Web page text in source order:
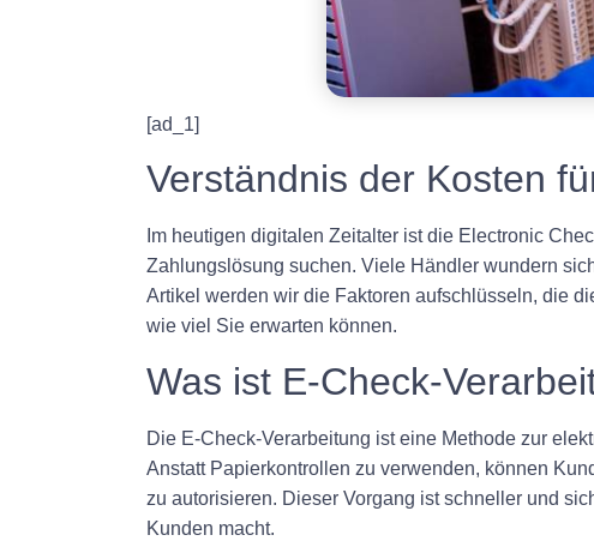
[ad_1]
Verständnis der Kosten
Im heutigen digitalen Zeitalter ist die Electronic
Zahlungslösung suchen. Viele Händler wundern
Artikel werden wir die Faktoren aufschlüsseln, die
wie viel Sie erwarten können.
Was ist E-Check-
Die E-Check-Verarbeitung ist eine Methode zur
Anstatt Papierkontrollen zu verwenden, können
zu autorisieren. Dieser Vorgang ist schneller und
Kunden macht.